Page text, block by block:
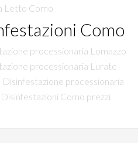
Letto Como
Como
processionaria Lomazzo
processionaria Lurate
Disinfestazione processionaria
Disinfestazioni Como prezzi